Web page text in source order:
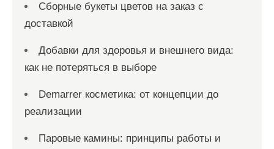
Сборные букеты цветов на заказ с
доставкой
Добавки для здоровья и внешнего вида:
как не потеряться в выборе
Demarrer косметика: от концепции до
реализации
Паровые камины: принципы работы и